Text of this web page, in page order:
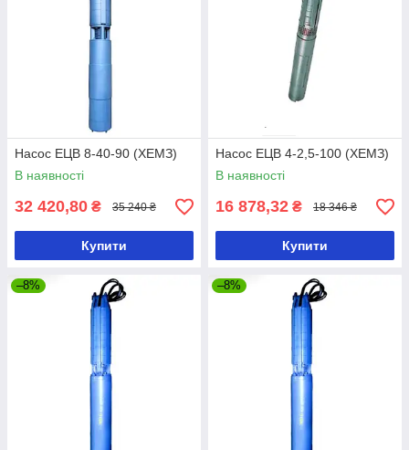
Насос ЕЦВ 8-40-90 (ХЕМЗ)
В наявності
32 420,80 ₴ 35 240 ₴
Купити
Насос ЕЦВ 4-2,5-100 (ХЕМЗ)
В наявності
16 878,32 ₴ 18 346 ₴
Купити
–8% –8%